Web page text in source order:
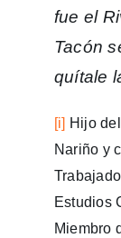
fue el
Tacón
quítale
[i] Hijo
Nariño y
Estudios
Miembro